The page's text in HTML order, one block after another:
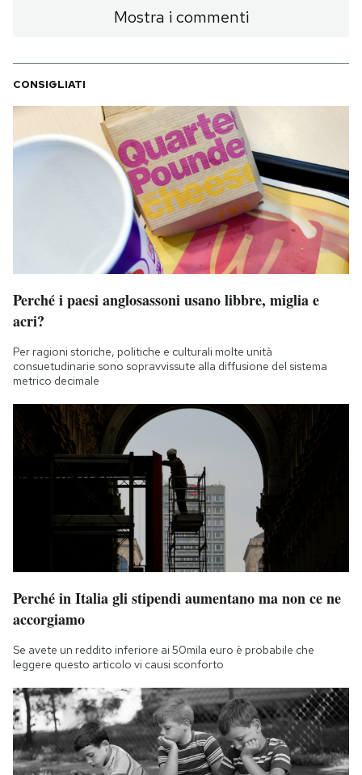
Mostra i commenti
CONSIGLIATI
Perché i paesi anglosassoni usano libbre, miglia e
acri?
Per ragioni storiche, politiche e culturali molte unità
consuetudinarie sono sopravvissute alla diffusione del sistema
metrico decimale
Perché in Italia gli stipendi aumentano ma non ce ne
accorgiamo
Se avete un reddito inferiore ai 50mila euro è probabile che
leggere questo articolo vi causi sconforto